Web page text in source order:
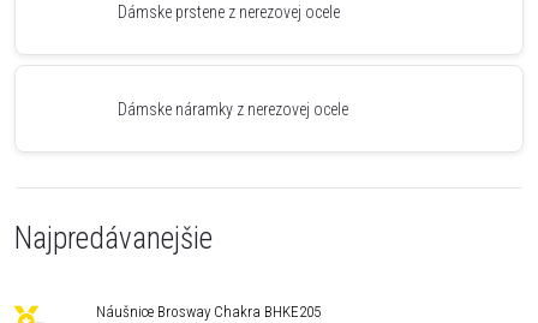
Dámske prstene z nerezovej ocele
Dámske náramky z nerezovej ocele
Najpredávanejšie
Náušnice Brosway Chakra BHKE205